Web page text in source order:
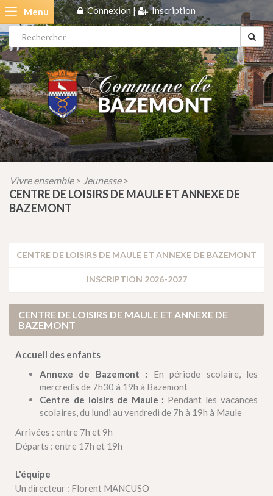
Menu Connexion | Inscription
Vivre ensemble> Jeunesse>
CENTRE DE LOISIRS DE MAULE ET ANNEXE DE
BAZEMONT
CENTRE DE LOISIRS DE MAULE ET ANNEXE DE BAZEMONT
INSCRIPTION 2026-2027
CENTRE DE LOISIRS DE MAULE ET ANNEXE DE
BAZEMONT
Accueil des enfants
Annexe de Bazemont :
En période scolaire, les
mercredis de 7h30 à 19h à Bazemont
Centre de loisirs de Maule : Pendant les vacances
scolaires, du lundi au vendredi de 7h à 19h à Maule
Arrivées : entre 7h et 9h
Départs : entre 17h et 19h
L'équipe
Un directeur : Florent MANCUSO